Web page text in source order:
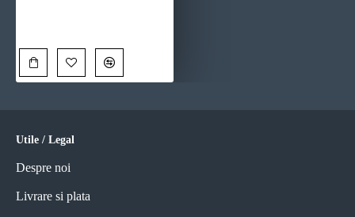
Utile / Legal
Despre noi
Livrare si plata